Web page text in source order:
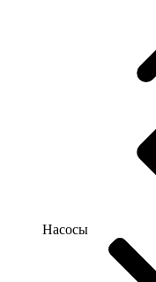
Насосы